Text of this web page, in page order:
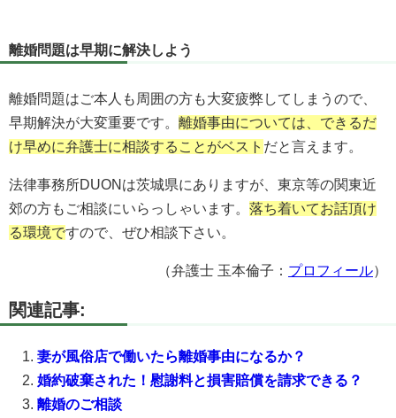
離婚問題は早期に解決しよう
離婚問題はご本人も周囲の方も大変疲弊してしまうので、
早期解決が大変重要です。 離婚事由については、できるだ
け早めに弁護士に相談することがベスト だと言えます。
法律事務所DUONは茨城県にありますが、東京等の関東近
郊の方もご相談にいらっしゃいます。 落ち着いてお話頂け
る環境ですので、ぜひ相談下さい。
（弁護士 玉本倫子： プロフィール）
関連記事:
妻が風俗店で働いたら離婚事由になるか？
婚約破棄された！慰謝料と損害賠償を請求できる？
離婚のご相談